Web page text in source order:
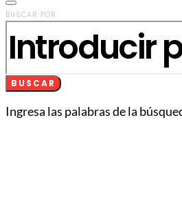
BUSCAR POR:
BUSCAR
Ingresa las palabras de la